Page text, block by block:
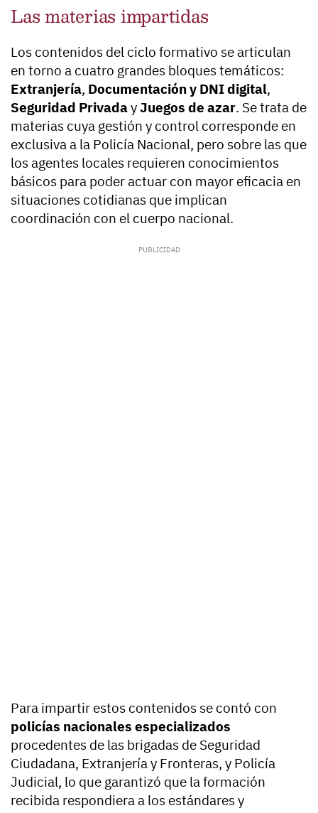
Las materias impartidas
Los contenidos del ciclo formativo se articulan
en torno a cuatro grandes bloques temáticos:
Extranjería, Documentación y DNI digital,
Seguridad PrivadayJuegos de azar. Se trata de
materias cuya gestión y control corresponde en
exclusiva a la Policía Nacional, pero sobre las que
los agentes locales requieren conocimientos
básicos para poder actuar con mayor eficacia en
situaciones cotidianas que implican
coordinación con el cuerpo nacional.
Para impartir estos contenidos se contó con
policías nacionales especializados
procedentes de las brigadas de Seguridad
Ciudadana, Extranjería y Fronteras, y Policía
Judicial, lo que garantizó que la formación
recibida respondiera a los estándares y